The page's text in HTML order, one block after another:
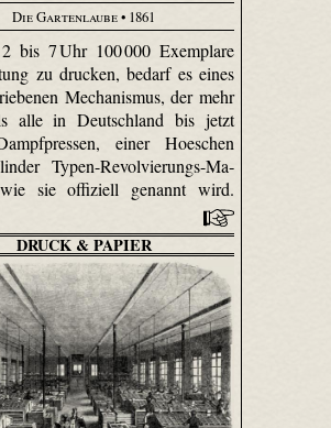
Die Gartenlaube• 1861
bis 7 Uhr 100 000 Exemplare
zu drucken, bedarf es eines
Mechanismus, der mehr
alle in Deutschland bis jetzt
einer Hoeschen
Typen-Re­vol­vie­rungs-Ma­
wie sie offiziell genannt wird.
DRUCK & PAPIER